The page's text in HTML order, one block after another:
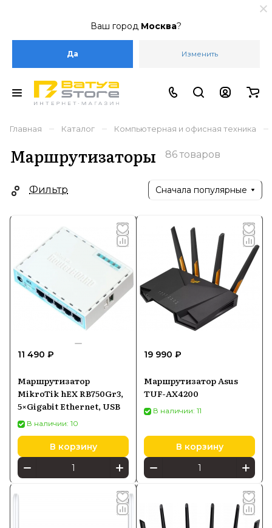
Ваш город Москва?
Да Изменить
Главная – Каталог – Компьютерная и офисная техника –
Маршрутизаторы 86 товаров
Фильтр Сначала популярные
11 490 ₽
Маршрутизатор
MikroTik hEX RB750Gr3,
5×Gigabit Ethernet, USB
В наличии: 10
В корзину
19 990 ₽
Маршрутизатор Asus
TUF-AX4200
В наличии: 11
В корзину